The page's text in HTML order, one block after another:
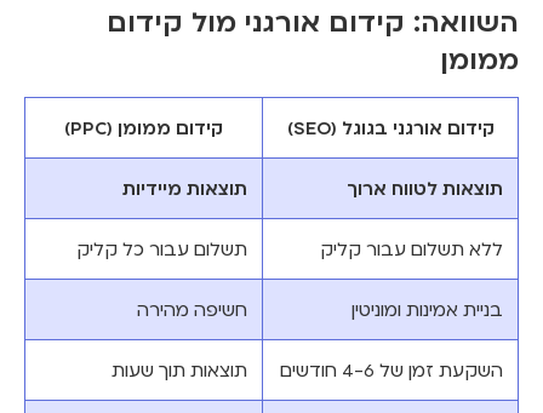
השוואה: קידום אורגני מול קידום
ממומן
קידום אורגני בגוגל (SEO) קידום ממומן (PPC)
תוצאות לטווח ארוך תוצאות מיידיות
ללא תשלום עבור קליק תשלום עבור כל קליק
בניית אמינות ומוניטין חשיפה מהירה
השקעת זמן של 4-6 חודשים תוצאות תוך שעות